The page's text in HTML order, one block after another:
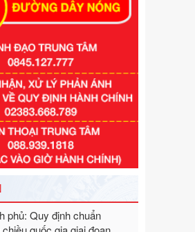
351/2025/NĐ-CP
định số 351/2025/NĐ-CP
quốc gia giai đoạn
hành: 29/12/2026